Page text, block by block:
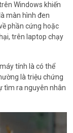
Windows khiến
màn hình đen
phần cứng hoặc
trên laptop chạy
tính là có thể
là triệu chứng
tìm ra nguyên nhân